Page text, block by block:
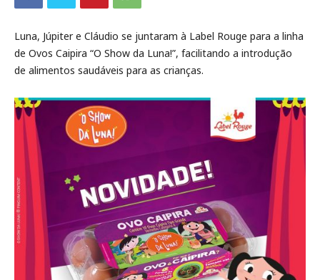
Luna, Júpiter e Cláudio se juntaram à Label Rouge para a linha
de Ovos Caipira “O Show da Luna!”, facilitando a introdução
de alimentos saudáveis para as crianças.